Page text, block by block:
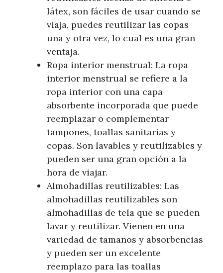
látex, son fáciles de usar cuando se
viaja, puedes reutilizar las copas
una y otra vez, lo cual es una gran
ventaja.
Ropa interior menstrual: La ropa
interior menstrual se refiere a la
ropa interior con una capa
absorbente incorporada que puede
reemplazar o complementar
tampones, toallas sanitarias y
copas. Son lavables y reutilizables y
pueden ser una gran opción a la
hora de viajar.
Almohadillas reutilizables: Las
almohadillas reutilizables son
almohadillas de tela que se pueden
lavar y reutilizar. Vienen en una
variedad de tamaños y absorbencias
y pueden ser un excelente
reemplazo para las toallas